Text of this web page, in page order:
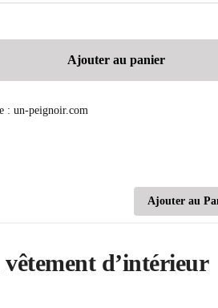
Ajouter au panier
Ajouter au
d’intérieur